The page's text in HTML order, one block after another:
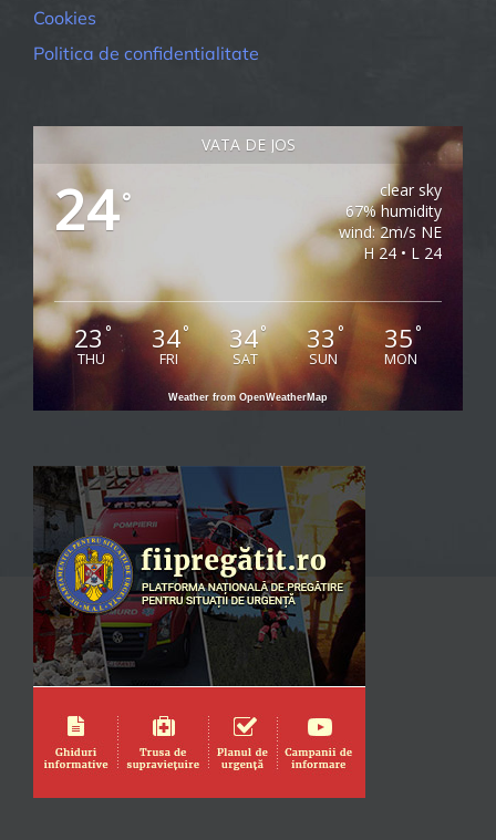
Cookies
Politica de confidentialitate
VATA DE JOS
24°
clear sky
67% humidity
wind: 2m/s NE
H 24 • L 24
23 °
THU
34°
FRI
34°
SAT
33°
SUN
35°
MON
Weather from OpenWeatherMap